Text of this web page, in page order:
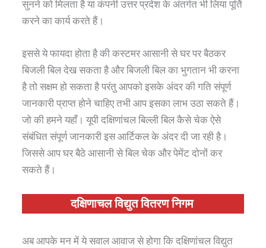
k
सुनने को मिलता है या कंपनी उत्तर प्रदेश के अंतर्गत भी लिया पूर्ति
करने का कार्य करते हैं।
इससे ये फायदा होता है की कस्टमर आसानी से घर पर बैठकर
बिजली बिल देख सकता है और बिजली बिल का भुगतान भी करना
है तो सक्षम हो सकता है परंतु आपको इसके अंदर की गति संपूर्ण
जानकारी प्राप्त होने चाहिए तभी आप इसका लाभ उठा सकते हैं।
जो की हमने यहाँ। यूपी दक्षिणांचल बिल्ली बिल कैसे चेक ऐसे
संबंधित संपूर्ण जानकारी इस आर्टिकल के अंदर दी जा रही है।
जिससे आप घर बैठे आसानी से बिल चेक और पेमेंट दोनों कर
सकते हैं।
दक्षिणाचल विद्युत वितरण निगम
अब आपके मन में ये सवाल आवाज से होगा कि दक्षिणांचल विद्युत